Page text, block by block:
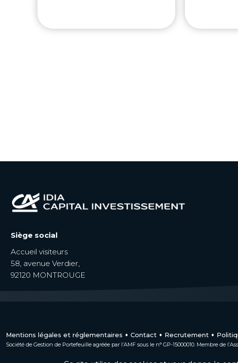
Siège social
Accueil visiteurs
58, avenue Verdier,
92120 MONTROUGE
Mentions légales et réglementaires Contact Recrutement
Société de Gestion de Portefeuille agréée par l’AMF sous le n° GP-15000010. Membre de